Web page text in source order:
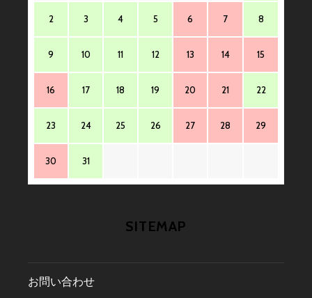
2 3 4 5 6 7 8
9 10 11 12 13 14 15
16 17 18 19 20 21 22
23 24 25 26 27 28 29
30 31
SITEMAP
お問い合わせ